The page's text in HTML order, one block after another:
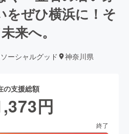
をぜひ横浜に！そ
来へ。
ソーシャルグッド 神奈川県
の支援総額
円
終了